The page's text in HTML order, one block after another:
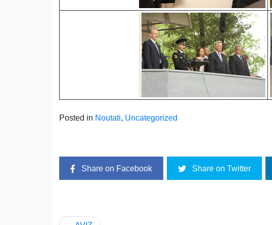
Posted in Noutati, Uncategorized
Share on Facebook Share on Twitter